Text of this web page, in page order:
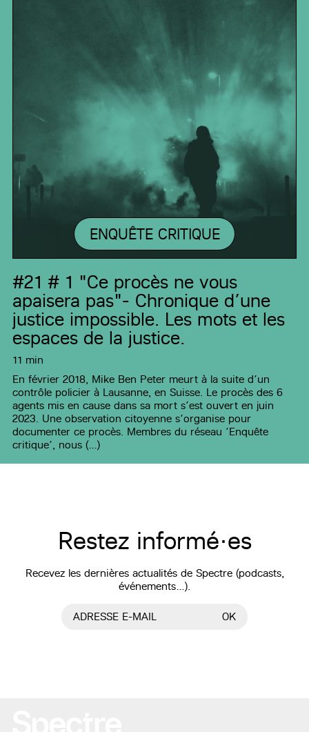
ENQUÊTE CRITIQUE
#21 # 1 "Ce procès ne vous
apaisera pas"- Chronique d’une
justice impossible. Les mots et les
espaces de la justice.
11 min
En février 2018, Mike Ben Peter meurt à la suite d’un
contrôle policier à Lausanne, en Suisse. Le procès des 6
agents mis en cause dans sa mort s’est ouvert en juin
2023. Une observation citoyenne s’organise pour
documenter ce procès. Membres du réseau ’Enquête
critique’, nous (…)
Restez informé·es
Recevez les dernières actualités de Spectre (podcasts,
événements…).
ADRESSE E-MAIL OK